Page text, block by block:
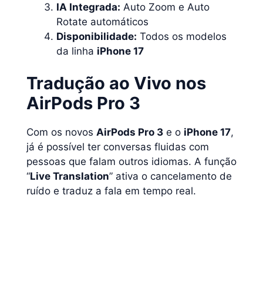
IA Integrada: Auto Zoom e Auto
Rotate automáticos
Disponibilidade: Todos os modelos
da linha iPhone 17
Tradução ao Vivo nos
AirPods Pro 3
Com os novos AirPods Pro 3 e o iPhone 17,
já é possível ter conversas fluidas com
pessoas que falam outros idiomas. A função
“Live Translation” ativa o cancelamento de
ruído e traduz a fala em tempo real.